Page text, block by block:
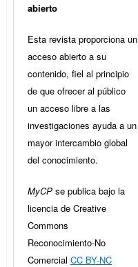
abierto
Esta revista proporciona un
acceso abierto a su
contenido, fiel al principio
de que ofrecer al público
un acceso libre a las
investigaciones ayuda a un
mayor intercambio global
del conocimiento.
MyCP se publica bajo la
licencia de Creative
Commons
Reconocimiento-No
Comercial CC BY-NC